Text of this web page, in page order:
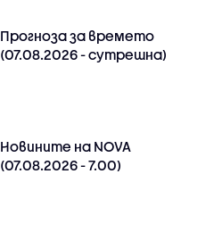
Прогноза за времето
(07.08.2026 - сутрешна)
Новините на NOVA
(07.08.2026 - 7.00)